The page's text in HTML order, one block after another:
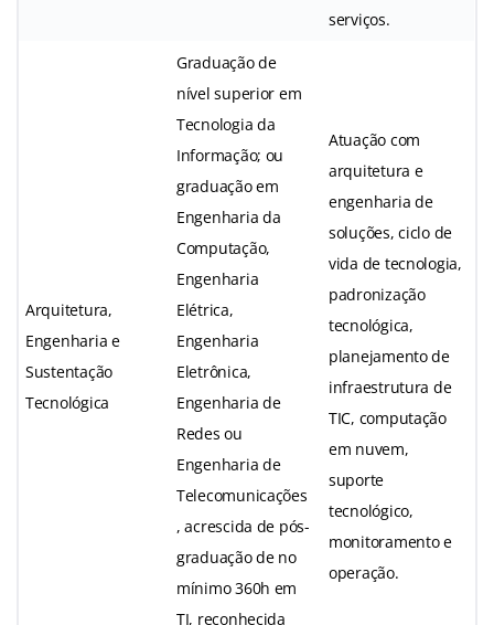
serviços.
Arquitetura,
Engenharia e
Sustentação
Tecnológica
Graduação de
nível superior em
Tecnologia da
Informação; ou
graduação em
Engenharia da
Computação,
Engenharia
Elétrica,
Engenharia
Eletrônica,
Engenharia de
Redes ou
Engenharia de
Telecomunicações
, acrescida de pós-
graduação de no
mínimo 360h em
TI, reconhecida
Atuação com
arquitetura e
engenharia de
soluções, ciclo de
vida de tecnologia,
padronização
tecnológica,
planejamento de
infraestrutura de
TIC, computação
em nuvem,
suporte
tecnológico,
monitoramento e
operação.